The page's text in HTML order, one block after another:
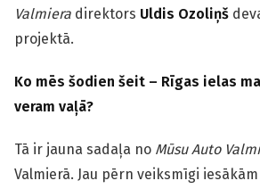
Valmiera direktors Uldis Ozoliņš
projektā.
Ko mēs šodien šeit – Rīgas ielas
veram vaļā?
Tā ir jauna sadaļa no Mūsu Auto
Valmierā. Jau pērn veiksmīgi